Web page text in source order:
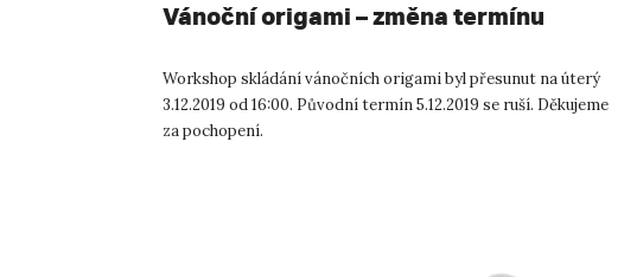
Vánoční origami – změna termínu
Workshop skládání vánočních origami byl přesunut na úterý
3.12.2019 od 16:00. Původní termín 5.12.2019 se ruší. Děkujeme
za pochopení.